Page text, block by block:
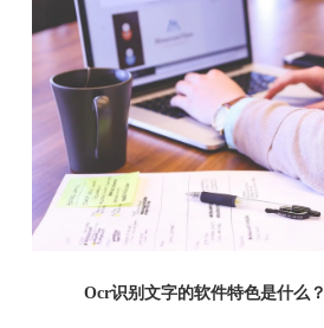
Ocr识别文字的软件特色是什么？